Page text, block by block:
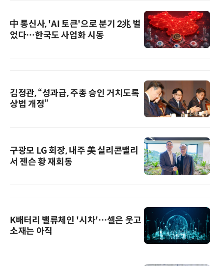
中 통신사, 'AI 토큰'으로 분기 2兆 벌
었다…한국도 사업화 시동
김정관, “성과급, 주총 승인 거치도록
상법 개정”
구광모 LG 회장, 내주 美 실리콘밸리
서 젠슨 황 재회동
K배터리 밸류체인 '시차'…셀은 웃고
소재는 아직